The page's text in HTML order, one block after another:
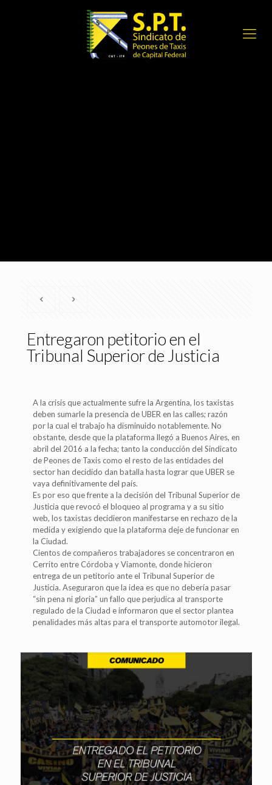
Entregaron petitorio en el
Tribunal Superior de Justicia
A la crisis que actualmente sufre la Argentina, los taxistas
deben sumarle la presencia de UBER en las calles; razón
por la cual el trabajo ha disminuido notablemente. No
obstante, desde que la plataforma llegó a Buenos Aires, en
abril del 2016 a la fecha; tanto la conducción del Sindicato
de Peones de Taxis como el resto de las entidades del
sector han decidido dan batalla hasta lograr que UBER se
vaya definitivamente del país.
Es por eso que frente a la decisión del Tribunal Superior de
Justicia que revocó el bloqueo al programa y a su sitio
web, los taxistas decidieron manifestarse en rechazo de la
medida y exigiendo que la plataforma deje de funcionar en
la Ciudad.
Cientos de compañeros trabajadores se concentraron en
Cerrito entre Córdoba y Viamonte, donde hicieron
entrega de un petitorio ante el Tribunal Superior de
Justicia. Aseguraron que la idea es que no debería pasar
“sin pena ni gloria” un fallo que perjudica al transporte
regulado de la Ciudad e informaron que el sector plantea
penalidades más altas para el transporte automotor ilegal.